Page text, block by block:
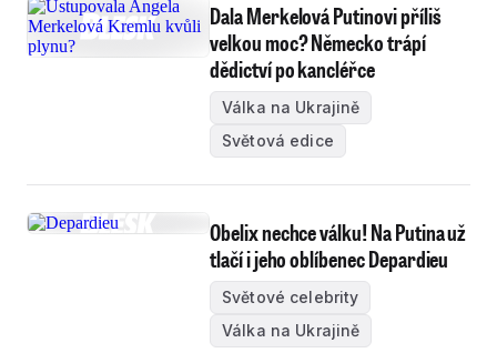
Dala Merkelová Putinovi příliš
velkou moc? Německo trápí
dědictví po kancléřce
Válka na Ukrajině
Světová edice
Obelix nechce válku! Na Putina už
tlačí i jeho oblíbenec Depardieu
Světové celebrity
Válka na Ukrajině